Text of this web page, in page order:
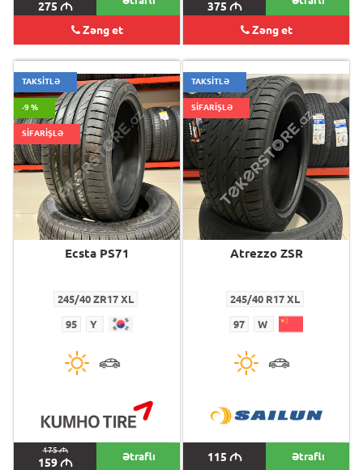
275 M
Zəng et
375 M
Zəng et
TAKSİTLƏ
-9 %
SİFARİŞLƏ
Ecsta PS71
245/40 ZR17 XL
95 Y
175M
159M Ətraflı
TAKSİTLƏ
SİFARİŞLƏ
Atrezzo ZSR
245/40 R17 XL
97 W
115 M Ətraflı